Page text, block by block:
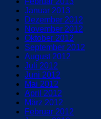
Januar 2013
Dezember 2012
November 2012
Oktober 2012
September 2012
August 2012
Juli 2012
Juni 2012
Mai 2012
April 2012
März 2012
Februar 2012